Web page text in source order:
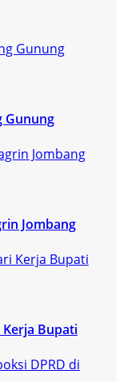
Gunung
Jombang
Bupati